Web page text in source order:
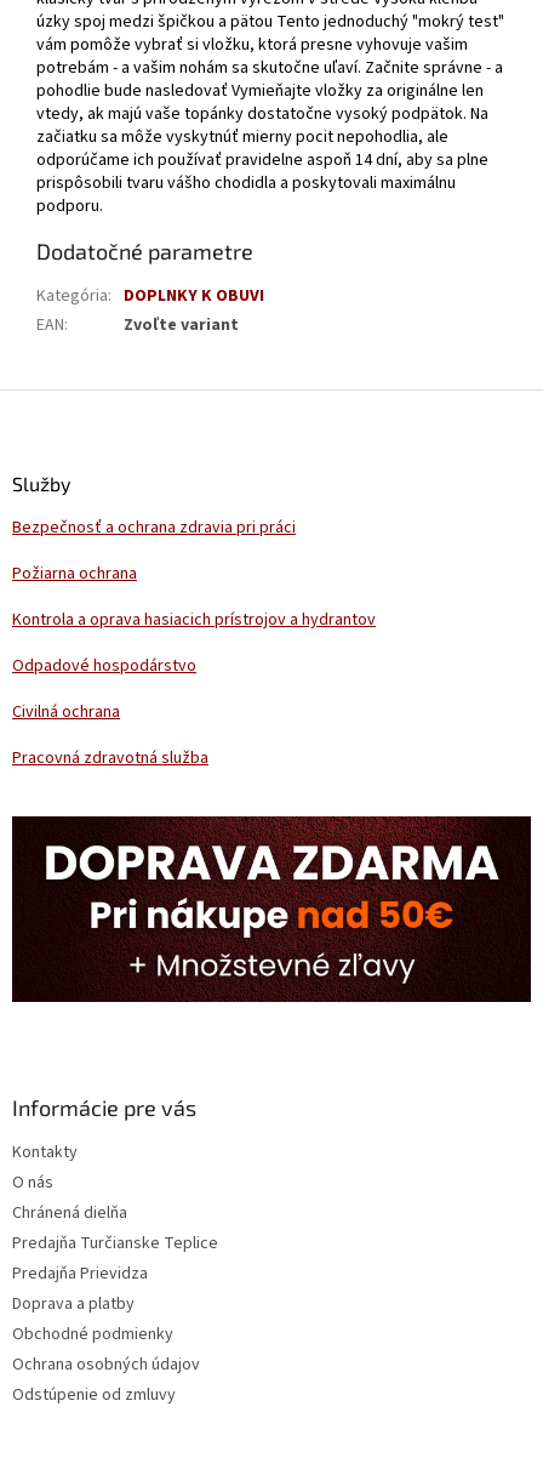
úzky spoj medzi špičkou a pätou Tento jednoduchý "mokrý test"
vám pomôže vybrať si vložku, ktorá presne vyhovuje vašim
potrebám - a vašim nohám sa skutočne uľaví. Začnite správne - a
pohodlie bude nasledovať Vymieňajte vložky za originálne len
vtedy, ak majú vaše topánky dostatočne vysoký podpätok. Na
začiatku sa môže vyskytnúť mierny pocit nepohodlia, ale
odporúčame ich používať pravidelne aspoň 14 dní, aby sa plne
prispôsobili tvaru vášho chodidla a poskytovali maximálnu
podporu.
Dodatočné parametre
Kategória: DOPLNKY K OBUVI
EAN: Zvoľte variant
Služby
Bezpečnosť a ochrana zdravia pri práci
Požiarna ochrana
Kontrola a oprava hasiacich prístrojov a hydrantov
Odpadové hospodárstvo
Civilná ochrana
Pracovná zdravotná služba
Informácie pre vás
Kontakty
O nás
Chránená dielňa
Predajňa Turčianske Teplice
Predajňa Prievidza
Doprava a platby
Obchodné podmienky
Ochrana osobných údajov
Odstúpenie od zmluvy